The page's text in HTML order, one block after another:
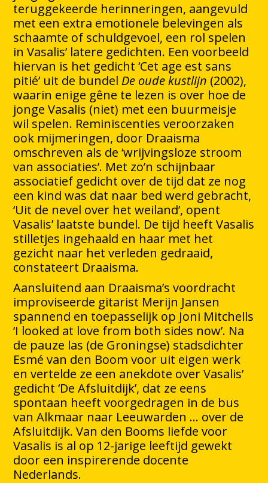
teruggekeerde herinneringen, aangevuld
met een extra emotionele belevingen als
schaamte of schuldgevoel, een rol spelen
in Vasalis’ latere gedichten. Een voorbeeld
hiervan is het gedicht ‘Cet age est sans
pitié’ uit de bundel De oude kustlijn (2002),
waarin enige gêne te lezen is over hoe de
jonge Vasalis (niet) met een buurmeisje
wil spelen. Reminiscenties veroorzaken
ook mijmeringen, door Draaisma
omschreven als de ‘wrijvingsloze stroom
van associaties’. Met zo’n schijnbaar
associatief gedicht over de tijd dat ze nog
een kind was dat naar bed werd gebracht,
‘Uit de nevel over het weiland’, opent
Vasalis’ laatste bundel. De tijd heeft Vasalis
stilletjes ingehaald en haar met het
gezicht naar het verleden gedraaid,
constateert Draaisma.
Aansluitend aan Draaisma’s voordracht
improviseerde gitarist Merijn Jansen
spannend en toepasselijk op Joni Mitchells
‘I looked at love from both sides now’. Na
de pauze las (de Groningse) stadsdichter
Esmé van den Boom voor uit eigen werk
en vertelde ze een anekdote over Vasalis’
gedicht ‘De Afsluitdijk’, dat ze eens
spontaan heeft voorgedragen in de bus
van Alkmaar naar Leeuwarden … over de
Afsluitdijk. Van den Booms liefde voor
Vasalis is al op 12-jarige leeftijd gewekt
door een inspirerende docente
Nederlands.